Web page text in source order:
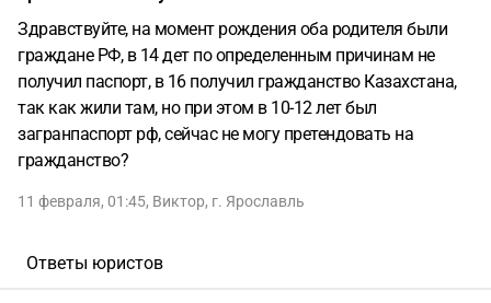
Здравствуйте, на момент рождения оба родителя были
граждане РФ, в 14 дет по определенным причинам не
получил паспорт, в 16 получил гражданство Казахстана,
так как жили там, но при этом в 10-12 лет был
загранпаспорт рф, сейчас не могу претендовать на
гражданство?
11 февраля, 01:45, Виктор, г. Ярославль
Ответы юристов